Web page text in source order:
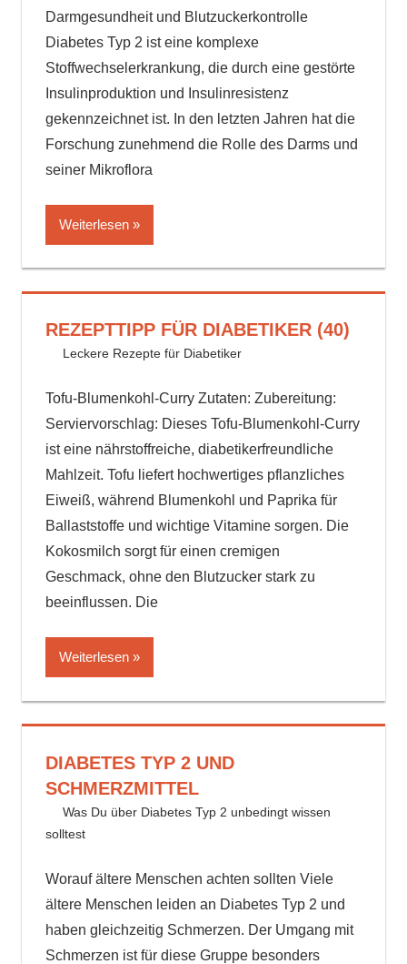
Darmgesundheit und Blutzuckerkontrolle
Diabetes Typ 2 ist eine komplexe
Stoffwechselerkrankung, die durch eine gestörte
Insulinproduktion und Insulinresistenz
gekennzeichnet ist. In den letzten Jahren hat die
Forschung zunehmend die Rolle des Darms und
seiner Mikroflora
Weiterlesen
REZEPTTIPP FÜR DIABETIKER (40)
23. August 2024
delta_invest
Leckere Rezepte für Diabetiker
Tofu-Blumenkohl-Curry Zutaten: Zubereitung:
Serviervorschlag: Dieses Tofu-Blumenkohl-Curry
ist eine nährstoffreiche, diabetikerfreundliche
Mahlzeit. Tofu liefert hochwertiges pflanzliches
Eiweiß, während Blumenkohl und Paprika für
Ballaststoffe und wichtige Vitamine sorgen. Die
Kokosmilch sorgt für einen cremigen
Geschmack, ohne den Blutzucker stark zu
beeinflussen. Die
Weiterlesen
DIABETES TYP 2 UND
SCHMERZMITTEL
19. August 2024
delta_invest
Was Du über Diabetes Typ 2 unbedingt wissen
solltest
Worauf ältere Menschen achten sollten Viele
ältere Menschen leiden an Diabetes Typ 2 und
haben gleichzeitig Schmerzen. Der Umgang mit
Schmerzen ist für diese Gruppe besonders